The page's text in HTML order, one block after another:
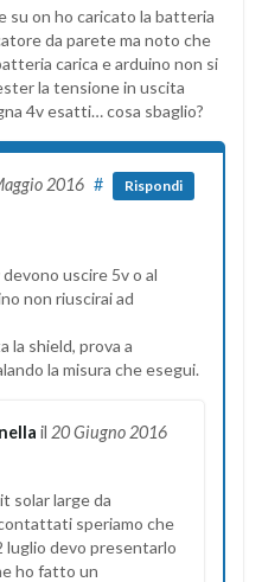
su on ho caricato la batteria
da parete ma noto che
carica e arduino non si
la tensione in uscita
4v esatti… cosa sbaglio?
2016 # Rispondi
uscire 5v o al
non riuscirai ad
la shield, prova a
la misura che esegui.
il 20 Giugno 2016
solar large da
speriamo che
luglio devo presentarlo
ho fatto un